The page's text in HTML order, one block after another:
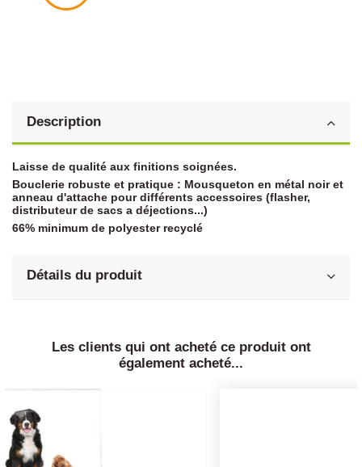
Description
Laisse de qualité aux finitions soignées.
Bouclerie robuste et pratique : Mousqueton en métal noir et
anneau d'attache pour différents accessoires (flasher,
distributeur de sacs a déjections...)
66% minimum de polyester recyclé
Détails du produit
Les clients qui ont acheté ce produit ont
également acheté...